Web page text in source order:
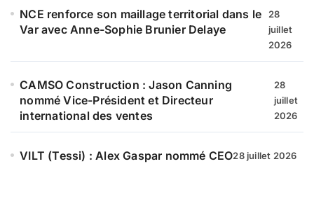
NCE renforce son maillage territorial dans le
Var avec Anne-Sophie Brunier Delaye
28
juillet
2026
CAMSO Construction : Jason Canning
nommé Vice-Président et Directeur
international des ventes
28
juillet
2026
VILT (Tessi) : Alex Gaspar nommé CEO28 juillet 2026